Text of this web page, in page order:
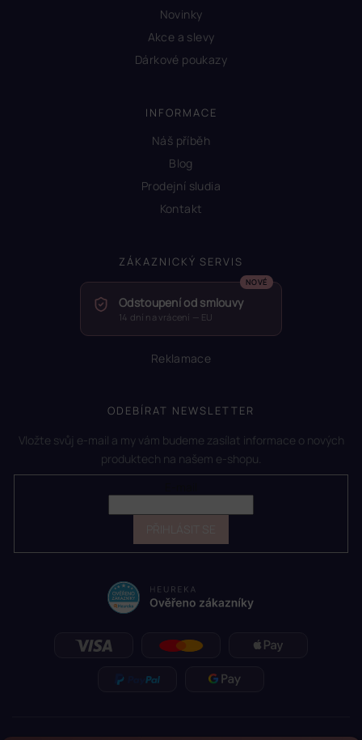
Novinky
Akce a slevy
Dárkové poukazy
INFORMACE
Náš příběh
Blog
Prodejní sludia
Kontakt
ZÁKAZNICKÝ SERVIS
Odstoupení od smlouvy
14 dní na vrácení — EU
Reklamace
ODEBÍRAT NEWSLETTER
Vložte svůj e-mail a my vám budeme zasílat informace o nových
produktech na našem e-shopu.